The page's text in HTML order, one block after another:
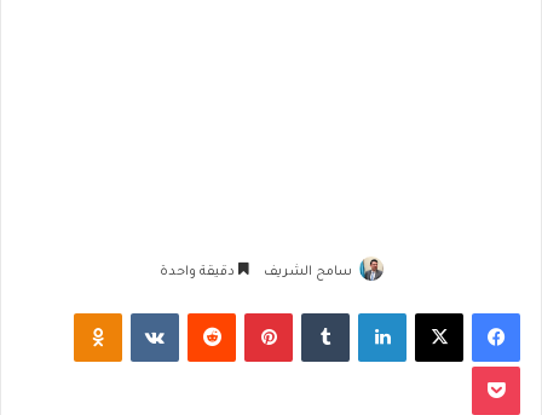
سامح الشريف دقيقة واحدة
فيسبوك لينكدإن بينتيريست